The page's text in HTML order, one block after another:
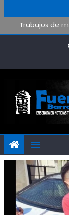
Oportunidad
Trabajos de
Pueblo